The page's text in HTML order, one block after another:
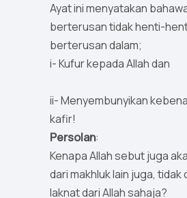
Ayat ini menyatakan
berterusan tidak henti-
berterusan dalam;
i- Kufur kepada Allah dan
ii- Menyembunyikan
kafir!
Persolan:
Kenapa Allah sebut juga
dari makhluk lain juga,
laknat dari Allah sahaja?